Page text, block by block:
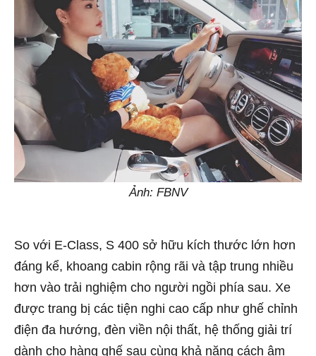
Ảnh: FBNV
So với E-Class, S 400 sở hữu kích thước lớn hơn
đáng kể, khoang cabin rộng rãi và tập trung nhiều
hơn vào trải nghiệm cho người ngồi phía sau. Xe
được trang bị các tiện nghi cao cấp như ghế chỉnh
điện đa hướng, đèn viền nội thất, hệ thống giải trí
dành cho hàng ghế sau cùng khả năng cách âm